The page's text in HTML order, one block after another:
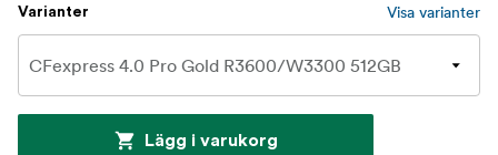
Varianter Visa varianter
Lägg i varukorg